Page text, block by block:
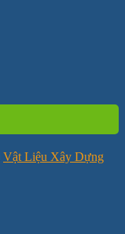
Vật Liệu Xây Dựng